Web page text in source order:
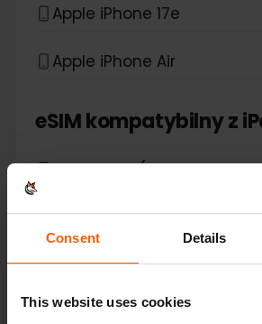
Consent Details
This website uses cookies
Apple iPhone 17e
Apple iPhone Air
eSIM kompatybilny z
Apple iPad (10th
Apple iPad (7th
Apple iPad (8th
Apple iPad (9th generation)